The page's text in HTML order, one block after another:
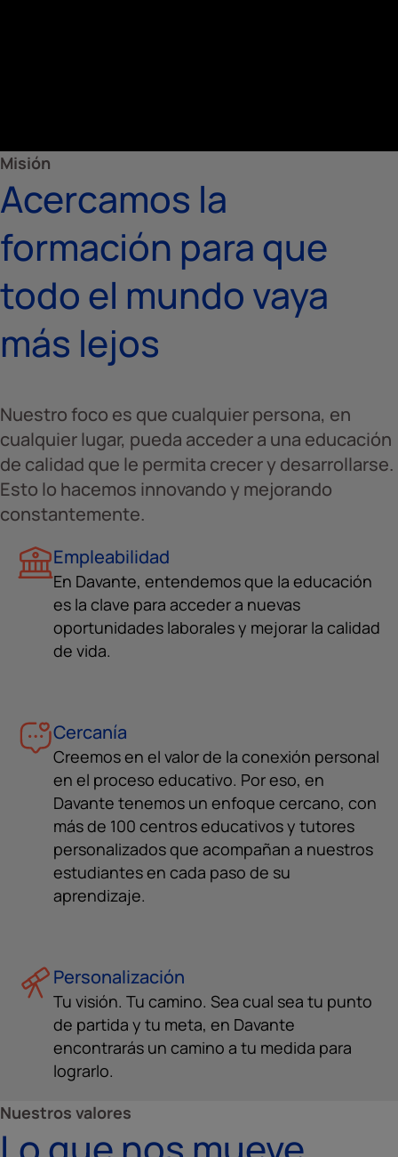
Misión
Acercamos la
formación para que
todo el mundo vaya
más lejos
Nuestro foco es que cualquier persona, en
cualquier lugar, pueda acceder a una educación
de calidad que le permita crecer y desarrollarse.
Esto lo hacemos innovando y mejorando
constantemente.
Empleabilidad
En Davante, entendemos que la educación
es la clave para acceder a nuevas
oportunidades laborales y mejorar la calidad
de vida.
Cercanía
Creemos en el valor de la conexión personal
en el proceso educativo. Por eso, en
Davante tenemos un enfoque cercano, con
más de 100 centros educativos y tutores
personalizados que acompañan a nuestros
estudiantes en cada paso de su
aprendizaje.
Personalización
Tu visión. Tu camino. Sea cual sea tu punto
de partida y tu meta, en Davante
encontrarás un camino a tu medida para
lograrlo.
Nuestros valores